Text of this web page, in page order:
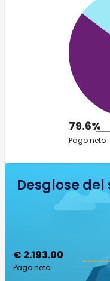
79.6%
Pago neto
Desglose
€ 2.193.00
Pago neto